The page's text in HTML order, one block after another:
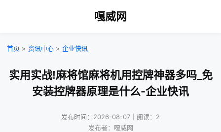
嘎威网
首页 > 资讯中心 > 企业快讯
实用实战!麻将馆麻将机用控牌神器多吗_免
安装控牌器原理是什么-企业快讯
发布时间：2026-08-07｜阅读：2
发布者：嘎威网